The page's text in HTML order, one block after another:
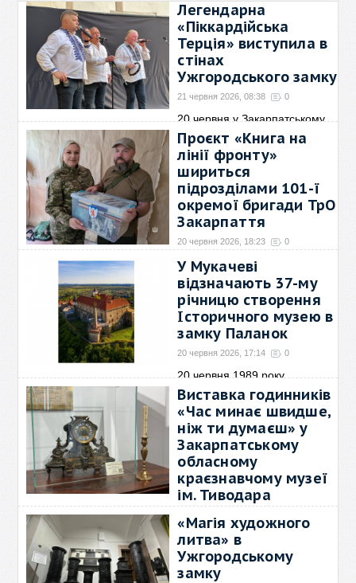
Легендарна
«Піккардійська
Терція» виступила в
стінах
Ужгородського замку
21 червня 2026, 08:38 0
20 червня у Закарпатському
обласному краєзнавчому
Проєкт «Книга на
лінії фронту»
шириться
підрозділами 101-ї
окремої бригади ТрО
Закарпаття
20 червня 2026, 18:23 0
Коли навколо горнило війни, а
кожен день вимагає→
У Мукачеві
відзначають 37-му
річницю створення
Історичного музею в
замку Паланок
20 червня 2026, 17:14 0
20 червня 1989 року
постановою уряду було→
Виставка годинників
«Час минає швидше,
ніж ти думаєш» у
Закарпатському
обласному
краєзнавчому музеї
ім. Тиводара
Легоцького
19 червня 2026, 21:48 0
Експозиція охоплює понад
два століття розвитку→
«Магія художного
литва» в
Ужгородському
замку